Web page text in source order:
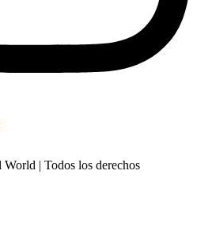
| Todos los derechos